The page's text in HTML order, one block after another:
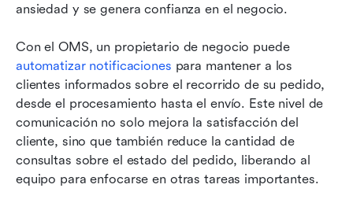
ansiedad y se genera confianza en el negocio.
Con el OMS, un propietario de negocio puede
automatizar notificaciones para mantener a los
clientes informados sobre el recorrido de su pedido,
desde el procesamiento hasta el envío. Este nivel de
comunicación no solo mejora la satisfacción del
cliente, sino que también reduce la cantidad de
consultas sobre el estado del pedido, liberando al
equipo para enfocarse en otras tareas importantes.